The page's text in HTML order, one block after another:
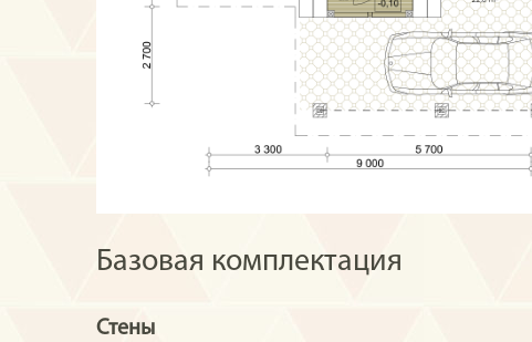
Базовая комплектация
Стены